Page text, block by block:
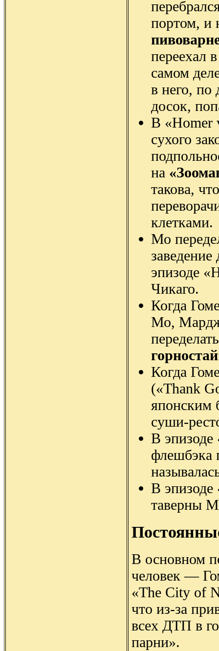
портом, и
переехал
самом
в него, по
досок,
В «Homer
сухого
на
такова,
клетками.
Мо
эпизоде
Чикаго.
Когда
Мо, Мардж
Когда
(«Thank
японским
суши-
В эпизоде
флешбэка
В
таверны
В основном
человек —
«The City of
что из-за
всех ДТП в
парни».